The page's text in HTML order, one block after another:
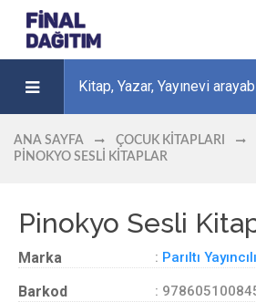
ANA SAYFA ÇOCUK KITAPLARI
PINOKYO SESLI KITAPLAR
Pinokyo Sesli
Marka : Parıltı
Barkod :